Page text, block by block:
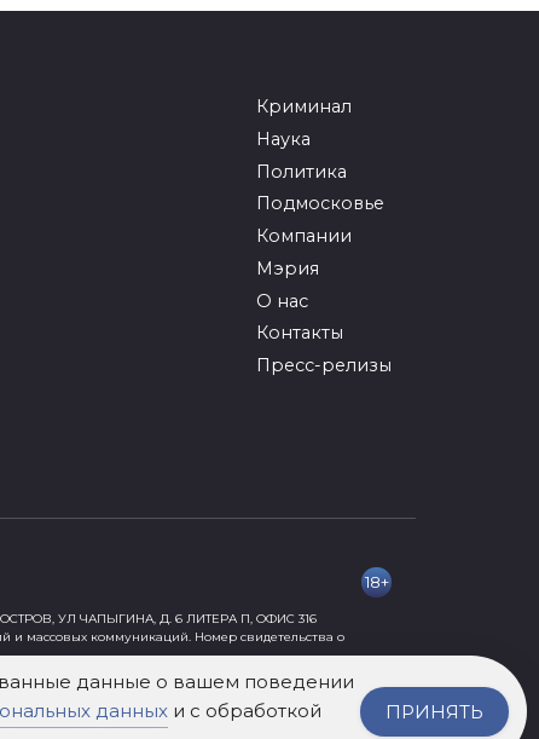
Криминал
Наука
Политика
Подмосковье
Компании
Мэрия
О нас
Контакты
Пресс-релизы
18+
УЛ ЧАПЫГИНА, Д. 6 ЛИТЕРА П, ОФИС 316
и массовых коммуникаций. Номер свидетельства о
причиняющей вред их здоровью и развитию» 18+.
разрешения издания не допускается.
данные о вашем поведении
данных и с обработкой
ПРИНЯТЬ